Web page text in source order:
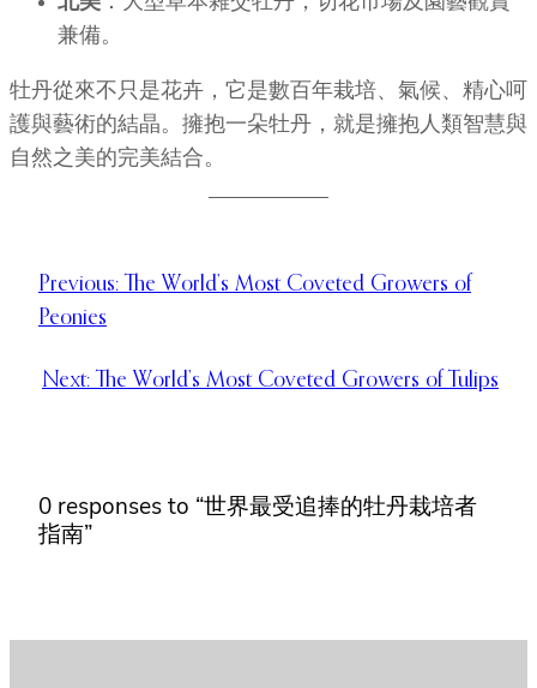
兼備。
牡丹從來不只是花卉，它是數百年栽培、氣候、精心呵
護與藝術的結晶。擁抱一朵牡丹，就是擁抱人類智慧與
自然之美的完美結合。
Previous: The World’s Most Coveted Growers of
Peonies
Next: The World’s Most Coveted Growers of Tulips
0 responses to “世界最受追捧的牡丹栽培者
指南”